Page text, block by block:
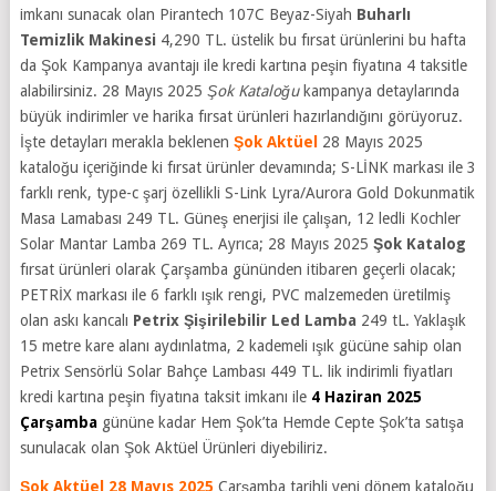
imkanı sunacak olan Pirantech 107C Beyaz-Siyah Buharlı
Temizlik Makinesi 4,290 TL. üstelik bu fırsat ürünlerini bu hafta
da Şok Kampanya avantajı ile kredi kartına peşin fiyatına 4 taksitle
alabilirsiniz. 28 Mayıs 2025 Şok Kataloğukampanya detaylarında
büyük indirimler ve harika fırsat ürünleri hazırlandığını görüyoruz.
İşte detayları merakla beklenen Şok Aktüel
28 Mayıs 2025
kataloğu içeriğinde ki fırsat ürünler devamında; S-LİNK markası ile 3
farklı renk, type-c şarj özellikli S-Link Lyra/Aurora Gold Dokunmatik
Masa Lamabası 249 TL. Güneş enerjisi ile çalışan, 12 ledli Kochler
Solar Mantar Lamba 269 TL. Ayrıca; 28 Mayıs 2025 Şok Katalog
fırsat ürünleri olarak Çarşamba gününden itibaren geçerli olacak;
PETRİX markası ile 6 farklı ışık rengi, PVC malzemeden üretilmiş
olan askı kancalı Petrix Şişirilebilir Led Lamba 249 tL. Yaklaşık
15 metre kare alanı aydınlatma, 2 kademeli ışık gücüne sahip olan
Petrix Sensörlü Solar Bahçe Lambası 449 TL. lik indirimli fiyatları
kredi kartına peşin fiyatına taksit imkanı ile 4 Haziran 2025
Çarşambagününe kadar Hem Şok’ta Hemde Cepte Şok’ta satışa
sunulacak olan Şok Aktüel Ürünleri diyebiliriz.
Şok Aktüel 28 Mayıs 2025 Çarşamba tarihli yeni dönem kataloğu